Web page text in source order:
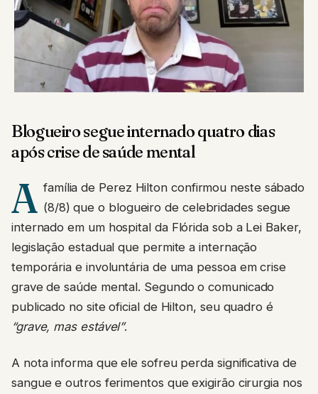
Blogueiro segue internado quatro dias
após crise de saúde mental
A família de Perez Hilton confirmou neste sábado
(8/8) que o blogueiro de celebridades segue
internado em um hospital da Flórida sob a Lei Baker,
legislação estadual que permite a internação
temporária e involuntária de uma pessoa em crise
grave de saúde mental. Segundo o comunicado
publicado no site oficial de Hilton, seu quadro é
“grave, mas estável”.
A nota informa que ele sofreu perda significativa de
sangue e outros ferimentos que exigirão cirurgia nos